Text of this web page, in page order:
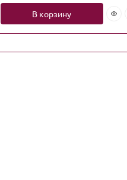
В корзину